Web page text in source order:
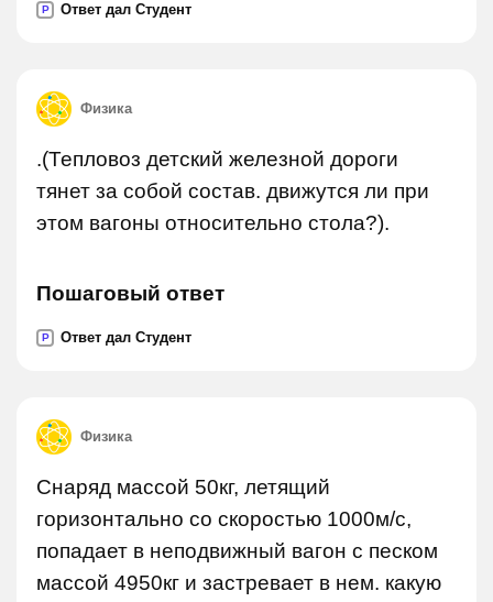
P Ответ дал Студент
Физика
.(Тепловоз детский железной дороги
тянет за собой состав. движутся ли при
этом вагоны относительно стола?).
Пошаговый ответ
P Ответ дал Студент
Физика
Снаряд массой 50кг, летящий
горизонтально со скоростью 1000м/с,
попадает в неподвижный вагон с песком
массой 4950кг и застревает в нем. какую